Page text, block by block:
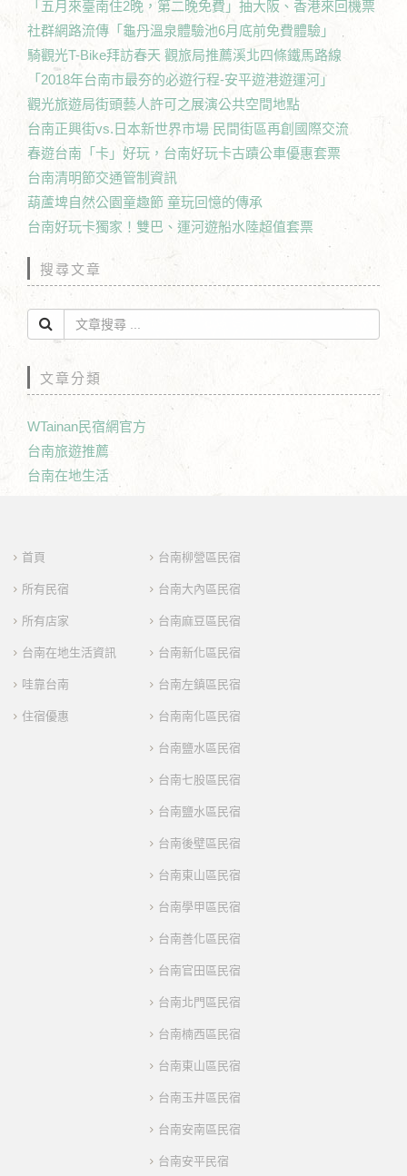
「五月來臺南住2晚，第二晚免費」抽大阪、香港來回機票
社群網路流傳「龜丹溫泉體驗池6月底前免費體驗」
騎觀光T-Bike拜訪春天 觀旅局推薦溪北四條鐵馬路線
「2018年台南市最夯的必遊行程-安平遊港遊運河」
觀光旅遊局街頭藝人許可之展演公共空間地點
台南正興街vs.日本新世界市場 民間街區再創國際交流
春遊台南「卡」好玩，台南好玩卡古蹟公車優惠套票
台南清明節交通管制資訊
葫蘆埤自然公園童趣節 童玩回憶的傳承
台南好玩卡獨家！雙巴、運河遊船水陸超值套票
搜尋文章
文章分類
WTainan民宿網官方
台南旅遊推薦
台南在地生活
首頁
所有民宿
所有店家
台南在地生活資訊
哇靠台南
住宿優惠
台南柳營區民宿
台南大內區民宿
台南麻豆區民宿
台南新化區民宿
台南左鎮區民宿
台南南化區民宿
台南鹽水區民宿
台南七股區民宿
台南鹽水區民宿
台南後壁區民宿
台南東山區民宿
台南學甲區民宿
台南善化區民宿
台南官田區民宿
台南北門區民宿
台南楠西區民宿
台南東山區民宿
台南玉井區民宿
台南安南區民宿
台南安平民宿